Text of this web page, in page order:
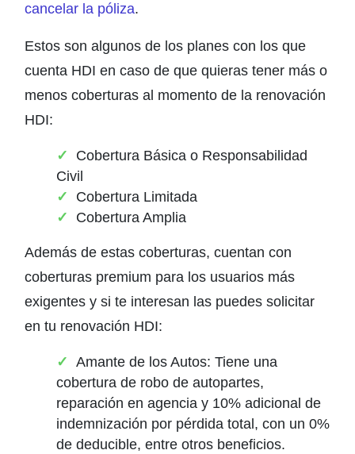
cancelar la póliza.
Estos son algunos de los planes con los que
cuenta HDI en caso de que quieras tener más o
menos coberturas al momento de la renovación
HDI:
Cobertura Básica o Responsabilidad
Civil
Cobertura Limitada
Cobertura Amplia
Además de estas coberturas, cuentan con
coberturas premium para los usuarios más
exigentes y si te interesan las puedes solicitar
en tu renovación HDI:
Amante de los Autos: Tiene una
cobertura de robo de autopartes,
reparación en agencia y 10% adicional de
indemnización por pérdida total, con un 0%
de deducible, entre otros beneficios.